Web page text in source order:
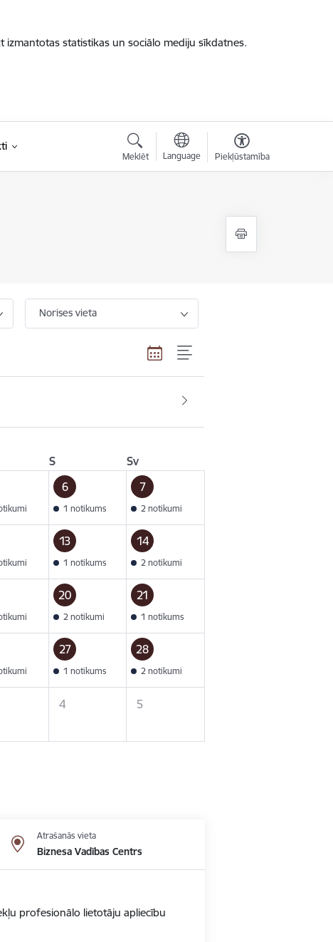
statistikas un sociālo mediju sīkdatnes.
Meklēt Language Piekļūstamība
Norises vieta
S
Sv
6
1 notikums
7
2 notikumi
13
1 notikums
14
2 notikumi
20
2 notikumi
21
1 notikums
27
1 notikums
28
2 notikumi
4 5
Atrašanās vieta
Biznesa Vadības Centrs
profesionālo lietotāju apliecību